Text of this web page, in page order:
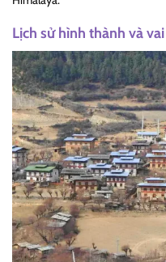
Lịch sử hình thành và